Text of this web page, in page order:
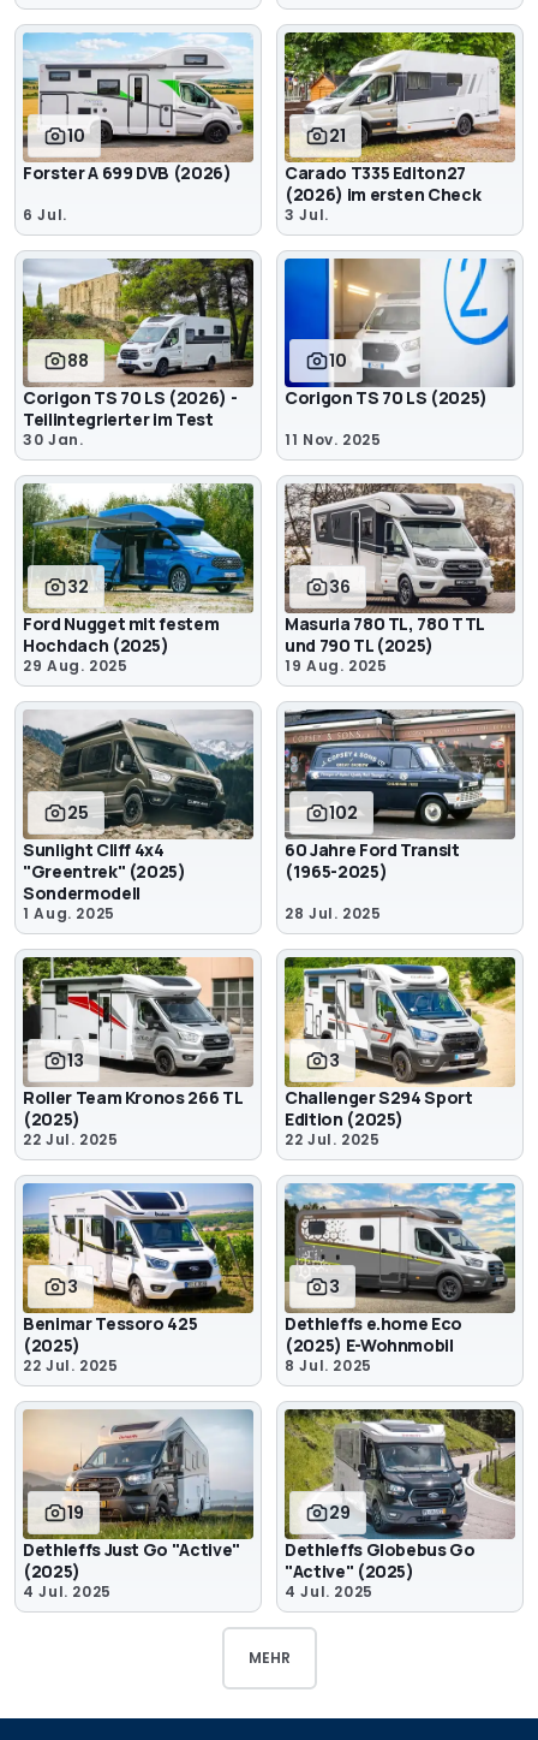
10
Forster A 699 DVB (2026)
6 Jul.
21
Carado T335 Editon27
(2026) im ersten Check
3 Jul.
88
Corigon TS 70 LS (2026) -
Teilintegrierter im Test
30 Jan.
10
Corigon TS 70 LS (2025)
11 Nov. 2025
32
Ford Nugget mit festem
Hochdach (2025)
29 Aug. 2025
36
Masuria 780 TL, 780 TTL
und 790 TL (2025)
19 Aug. 2025
25
Sunlight Cliff 4x4
"Greentrek" (2025)
Sondermodell
1 Aug. 2025
102
60 Jahre Ford Transit
(1965-2025)
28 Jul. 2025
13
Roller Team Kronos 266 TL
(2025)
22 Jul. 2025
3
Challenger S294 Sport
Edition (2025)
22 Jul. 2025
3
Benimar Tessoro 425
(2025)
22 Jul. 2025
3
Dethleffs e.home Eco
(2025) E-Wohnmobil
8 Jul. 2025
19
Dethleffs Just Go "Active"
(2025)
4 Jul. 2025
29
Dethleffs Globebus Go
"Active" (2025)
4 Jul. 2025
MEHR